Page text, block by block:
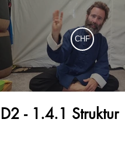
CHF
D2 - 1.4.1 Struktur